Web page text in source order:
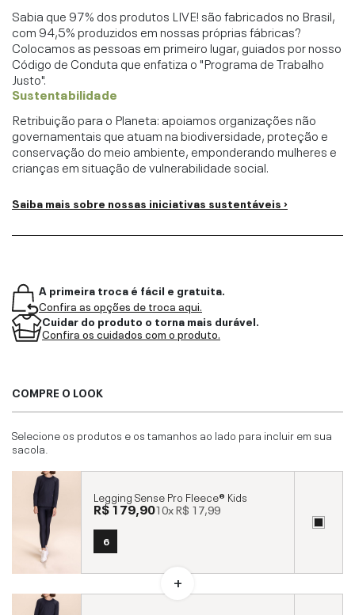
Sabia que 97% dos produtos LIVE! são fabricados no Brasil,
com 94,5% produzidos em nossas próprias fábricas?
Colocamos as pessoas em primeiro lugar, guiados por nosso
Código de Conduta que enfatiza o "Programa de Trabalho
Justo".
Sustentabilidade
Retribuição para o Planeta: apoiamos organizações não
governamentais que atuam na biodiversidade, proteção e
conservação do meio ambiente, emponderando mulheres e
crianças em situação de vulnerabilidade social.
Saiba mais sobre nossas iniciativas sustentáveis ›
A primeira troca é fácil e gratuita.
Confira as opções de troca aqui.
Cuidar do produto o torna mais durável.
Confira os cuidados com o produto.
COMPRE O LOOK
Selecione os produtos e os tamanhos ao lado para incluir em sua
sacola.
Legging Sense Pro Fleece® Kids
R$ 179,9010xR$ 17,99
6